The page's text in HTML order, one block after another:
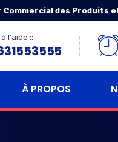
Commercial des Produits
l'aide ::
À PROPOS